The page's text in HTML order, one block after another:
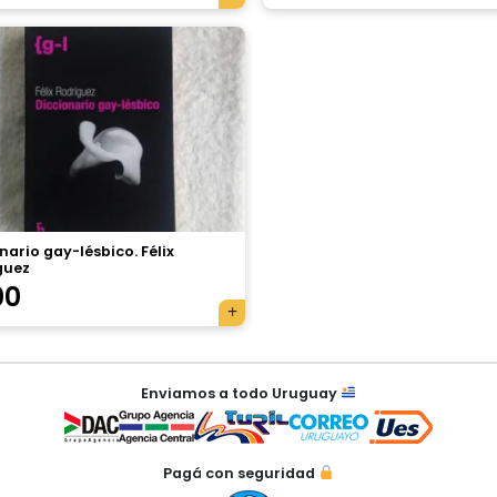
gay-lésbico. Félix
Enviamos a todo Uruguay
Pagá con seguridad